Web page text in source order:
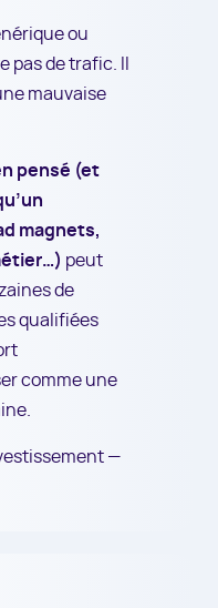
ou
pas de trafic. Il
mauvaise
pensé (et
magnets,
peut
de
qualifiées
comme une
—